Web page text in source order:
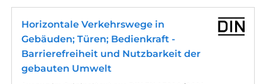
Horizontale Verkehrswege in
Gebäuden; Türen; Bedienkraft -
Barrierefreiheit und Nutzbarkeit der
gebauten Umwelt